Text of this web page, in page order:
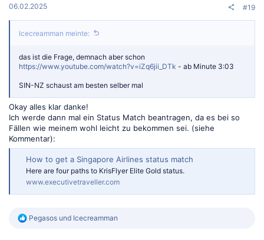
06.02.2025 #19
Icecreamman meinte:
das ist die Frage, demnach aber schon
https://www.youtube.com/watch?v=iZq6jii_DTk - ab Minute 3:03
SIN-NZ schaust am besten selber mal
Okay alles klar danke!
Ich werde dann mal ein Status Match beantragen, da es bei so
Fällen wie meinem wohl leicht zu bekommen sei. (siehe
Kommentar):
How to get a Singapore Airlines status match
Here are four paths to KrisFlyer Elite Gold status.
www.executivetraveller.com
R
Pegasos und Icecreamman